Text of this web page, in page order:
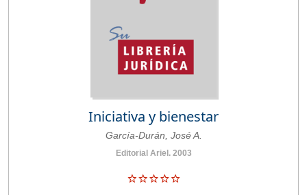
Iniciativa y bienestar
García-Durán, José A.
Editorial Ariel. 2003